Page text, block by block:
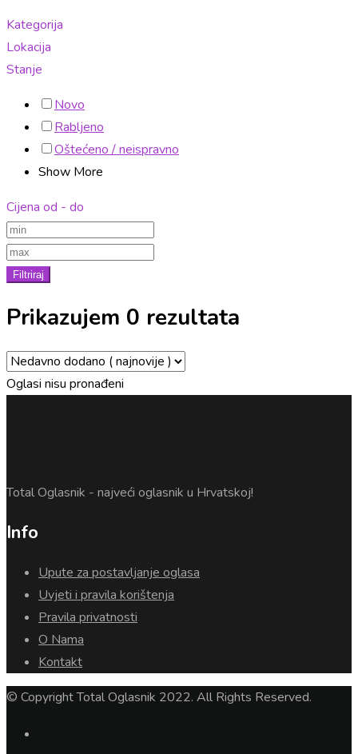
Kategorija
Lokacija
Stanje
Novo
Rabljeno
Oštećeno / neispravno
Show More
Cijena od - do
Filtriraj
Prikazujem 0 rezultata
Oglasi nisu pronađeni
Total Oglasnik - najveći oglasnik u Hrvatskoj!
Info
Upute za postavljanje oglasa
Uvjeti i pravila korištenja
Pravila privatnosti
O Nama
Kontakt
© Copyright Total Oglasnik 2022. All Rights Reserved.